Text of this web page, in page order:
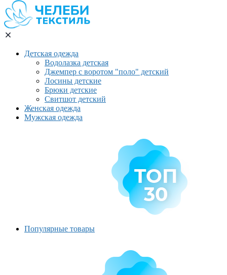
Детская одежда
Водолазка детская
Джемпер с воротом "поло" детский
Лосины детские
Брюки детские
Свитшот детский
Женская одежда
Мужская одежда
Популярные товары